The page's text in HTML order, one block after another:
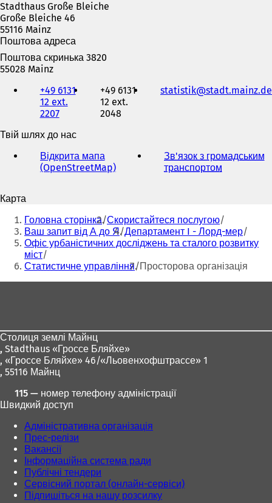
Stadthaus Große Bleiche
Große Bleiche 46
55116 Mainz
Поштова адреса
Поштова скринька 3820
55028 Mainz
факс
пошти
+49 6131
12 ext.
2207
+49 6131
12 ext.
2048
statistik stadt.mainz de
Твій шлях до нас
Відкрита мапа
(OpenStreetMap)(
р
и
в
а
є
т
в
о
в
в
л
а
ц
і
)
Зв'язок з громадським
транспортом
к
р
и
в
а
є
т
в
Карта
Ти
тут:
Головна сторінка Скористайтеся послугою
Ваш запит від А до Я Департамент I - Лорд-мер
Офіс урбаністичних досліджень та сталого розвитку
міст
Статистичне управління Просторова організація
Столиця землі Майнц
, Stadthaus «Гроссе Бляйхе»
, «Гроссе Бляйхе» 46/«Льовенхофштрассе» 1
, 55116 Майнц
115 — номер телефону адміністрації
Швидкий доступ
Адміністративна організація
Прес-релізи
Вакансії
Інформаційна система ради
Публічні тендери
Сервісний портал (онлайн-сервіси)
Підпишіться на нашу розсилку